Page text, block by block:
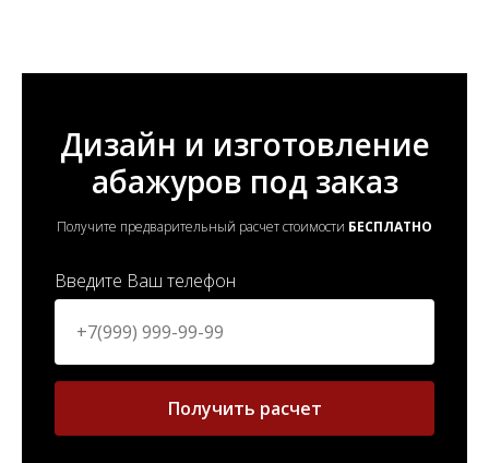
Дизайн и изготовление
абажуров под заказ
Получите предварительный расчет стоимости БЕСПЛАТНО
Введите Ваш телефон
Получить расчет